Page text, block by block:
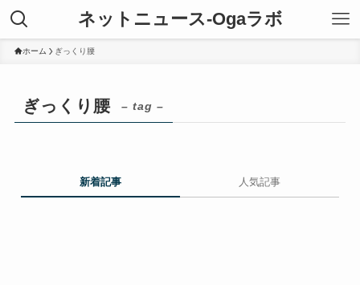
ネットニュース-Ogaラボ
ホーム ぎっくり腰
ぎっくり腰 – tag –
新着記事 人気記事